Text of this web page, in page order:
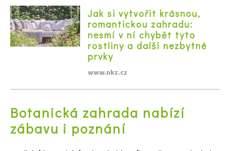
Jak si vytvořit krásnou,
romantickou zahradu:
nesmí v ní chybět tyto
rostliny a další nezbytné
prvky
www.nkz.cz
Botanická zahrada nabízí
zábavu i poznání